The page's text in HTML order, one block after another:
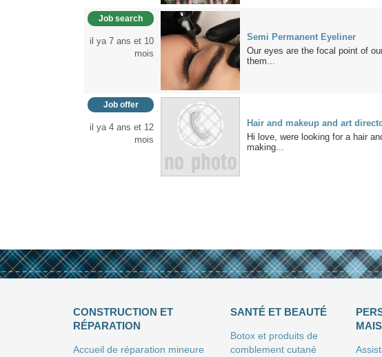
Job search
il ya 7 ans et 10
mois
Semi Permanent Eyeliner
Our eyes are the focal point of
them...
Job offer
il ya 4 ans et 12
mois
Hair and makeup and art
Hi love, were looking for a hair
making...
CONSTRUCTION ET
RÉPARATION
Accueil de réparation mineure
SANTÉ ET BEAUTÉ
Botox et produits de
comblement cutané